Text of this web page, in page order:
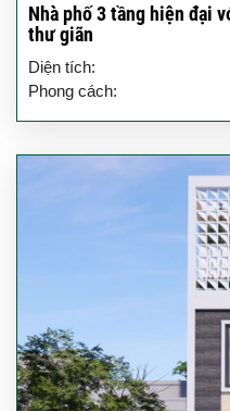
Nhà phố 3 tầng hiện đại
thư giãn
Diện tích:
Phong cách: